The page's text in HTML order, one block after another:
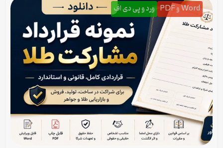
Word و PDF ورد و پی دی اف